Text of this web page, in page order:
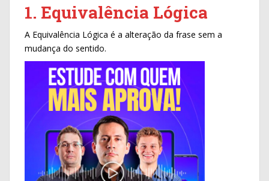
e
b
o
o
k
itt
er
ar
e
1. Equivalência Lógica
A Equivalência Lógica é a alteração da frase sem a
mudança do sentido.